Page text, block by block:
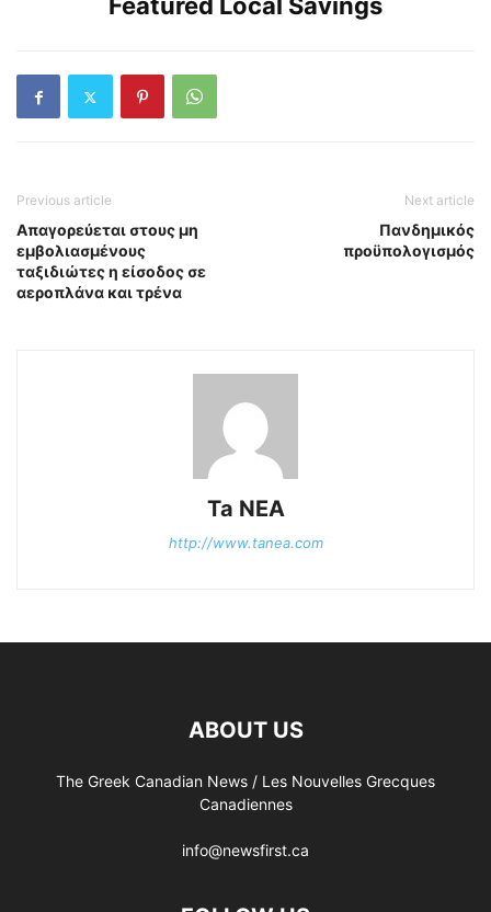
Previous article
Απαγορεύεται στους μη
εμβολιασμένους
ταξιδιώτες η είσοδος σε
αεροπλάνα και τρένα
Next article
Πανδημικός
προϋπολογισμός
Ta NEA
http://www.tanea.com
ABOUT US
The Greek Canadian News / Les Nouvelles Grecques
Canadiennes
info@newsfirst.ca